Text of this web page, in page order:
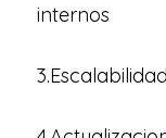
internos